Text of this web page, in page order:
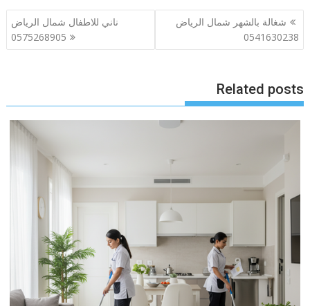
تصفّح
المقالات
شغالة بالشهر شمال الرياض
0541630238
ناني للاطفال شمال الرياض
0575268905
Related posts